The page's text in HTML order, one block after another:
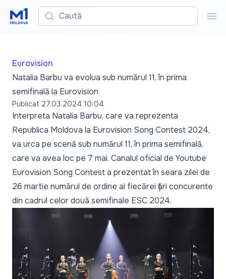
Caută
Eurovision
Natalia Barbu va evolua sub numărul 11, în prima
semifinală la Eurovision
Publicat 27.03.2024 10:04
Interpreta Natalia Barbu, care va reprezenta
Republica Moldova la Eurovision Song Contest 2024,
va urca pe scenă sub numărul 11, în prima semifinală,
care va avea loc pe 7 mai. Canalul oficial de Youtube
Eurovision Song Contest a prezentat în seara zilei de
26 martie numărul de ordine al fiecărei țări concurente
din cadrul celor două semifinale ESC 2024.